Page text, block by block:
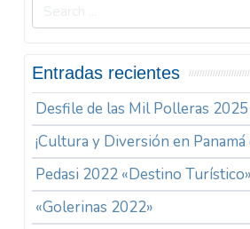
Entradas recientes
Desfile de las Mil Polleras 2025
¡Cultura y Diversión en
Pedasi 2022 «Destino Turístico»
«Golerinas 2022»